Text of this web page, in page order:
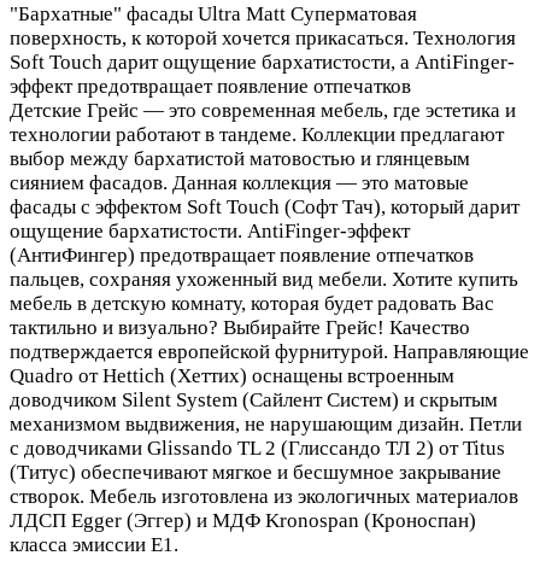
"Бархатные" фасады Ultra Matt Суперматовая
поверхность, к которой хочется прикасаться. Технология
Soft Touch дарит ощущение бархатистости, а AntiFinger-
эффект предотвращает появление отпечатков
Детские Грейс — это современная мебель, где эстетика и
технологии работают в тандеме. Коллекции предлагают
выбор между бархатистой матовостью и глянцевым
сиянием фасадов. Данная коллекция — это матовые
фасады с эффектом Soft Touch (Софт Тач), который дарит
ощущение бархатистости. AntiFinger-эффект
(АнтиФингер) предотвращает появление отпечатков
пальцев, сохраняя ухоженный вид мебели. Хотите купить
мебель в детскую комнату, которая будет радовать Вас
тактильно и визуально? Выбирайте Грейс! Качество
подтверждается европейской фурнитурой. Направляющие
Quadro от Hettich (Хеттих) оснащены встроенным
доводчиком Silent System (Сайлент Систем) и скрытым
механизмом выдвижения, не нарушающим дизайн. Петли
с доводчиками Glissando TL 2 (Глиссандо ТЛ 2) от Titus
(Титус) обеспечивают мягкое и бесшумное закрывание
створок. Мебель изготовлена из экологичных материалов
ЛДСП Egger (Эггер) и МДФ Kronospan (Кроноспан)
класса эмиссии Е1.